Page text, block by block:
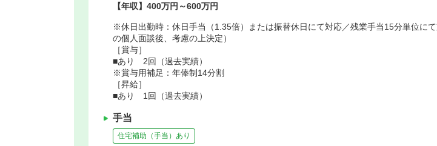
【年収】400万円～600万円
※休日出勤時：休日手当（1.35倍）または振替休日にて対応／残業手当15分単位に
の個人面談後、考慮の上決定）
［賞与］
■あり 2回（過去実績）
※賞与用補足：年俸制14分割
［昇給］
■あり 1回（過去実績）
手当
住宅補助（手当）あり